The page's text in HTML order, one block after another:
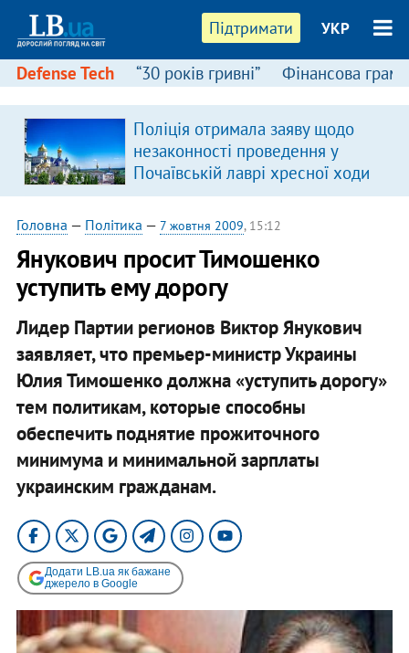
Підтримати УКР
Defense Tech “30 років гривні” Фінансова
Поліція отримала заяву щодо
незаконності проведення у
Почаївській лаврі хресної ходи
Головна — Політика — 7 жовтня 2009, 15:12
Янукович просит Тимошенко
уступить ему дорогу
Лидер Партии регионов Виктор Янукович
заявляет, что премьер-министр Украины
Юлия Тимошенко должна «уступить дорогу»
тем политикам, которые способны
обеспечить поднятие прожиточного
минимума и минимальной зарплаты
украинским гражданам.
Додати LB.ua як бажане
джерело в Google